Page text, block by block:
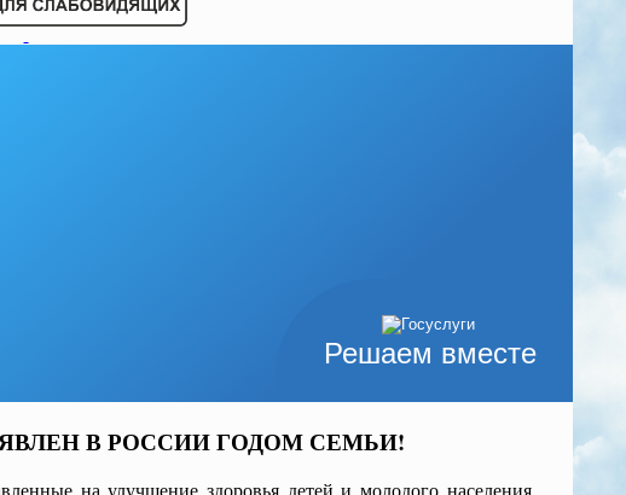
Решаем вместе
В РОССИИ ГОДОМ СЕМЬИ!
на улучшение здоровья детей и молодого населения,